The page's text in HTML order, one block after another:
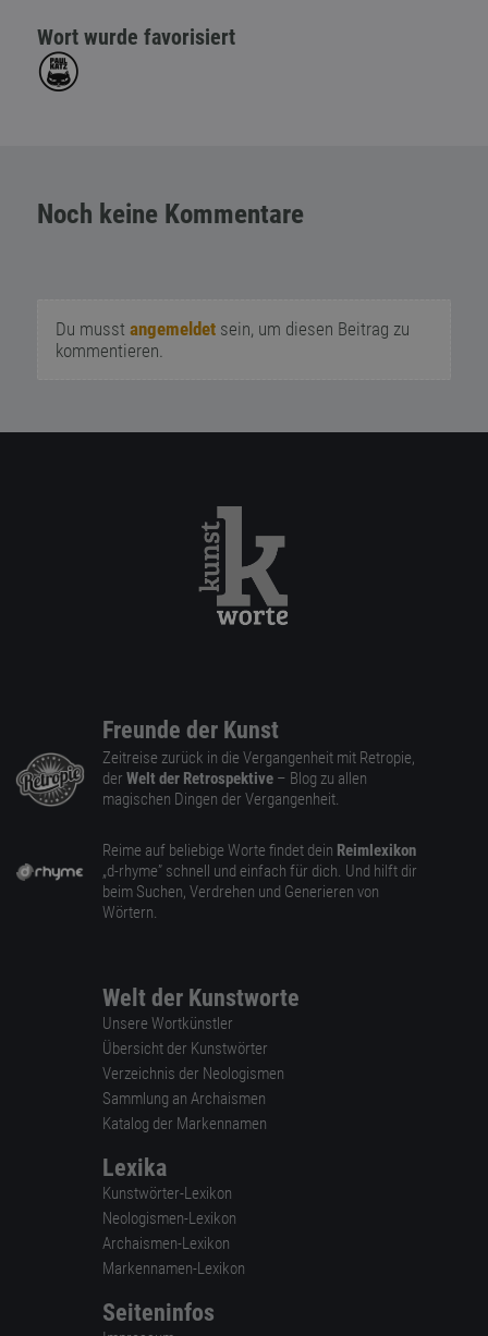
Wort wurde favorisiert
Noch keine Kommentare
Du musst angemeldetsein, um diesen Beitrag zu
kommentieren.
Freunde der Kunst
Zeitreise zurück in die Vergangenheit mit Retropie,
der Welt der Retrospektive – Blog zu allen
magischen Dingen der Vergangenheit.
Reime auf beliebige Worte findet dein Reimlexikon
„d-rhyme” schnell und einfach für dich. Und hilft dir
beim Suchen, Verdrehen und Generieren von
Wörtern.
Welt der Kunstworte
Unsere Wortkünstler
Übersicht der Kunstwörter
Verzeichnis der Neologismen
Sammlung an Archaismen
Katalog der Markennamen
Lexika
Kunstwörter-Lexikon
Neologismen-Lexikon
Archaismen-Lexikon
Markennamen-Lexikon
Seiteninfos